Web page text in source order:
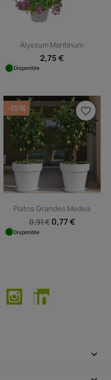
Alyssum Maritinum
2,75 €
Disponible
Platos Grandes Medea
0,91 € 0,77 €
Disponible
-15% favorite_border
PinterestInstagramLinkedIn
